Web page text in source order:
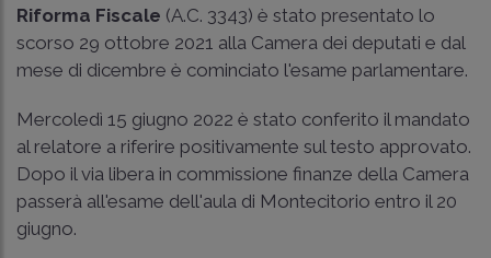
Riforma Fiscale (A.C. 3343) è stato presentato lo
scorso 29 ottobre 2021 alla Camera dei deputati e dal
mese di dicembre è cominciato l'esame parlamentare.
Mercoledì 15 giugno 2022 è stato conferito il mandato
al relatore a riferire positivamente sul testo approvato.
Dopo il via libera in commissione finanze della Camera
passerà all'esame dell'aula di Montecitorio entro il 20
giugno.